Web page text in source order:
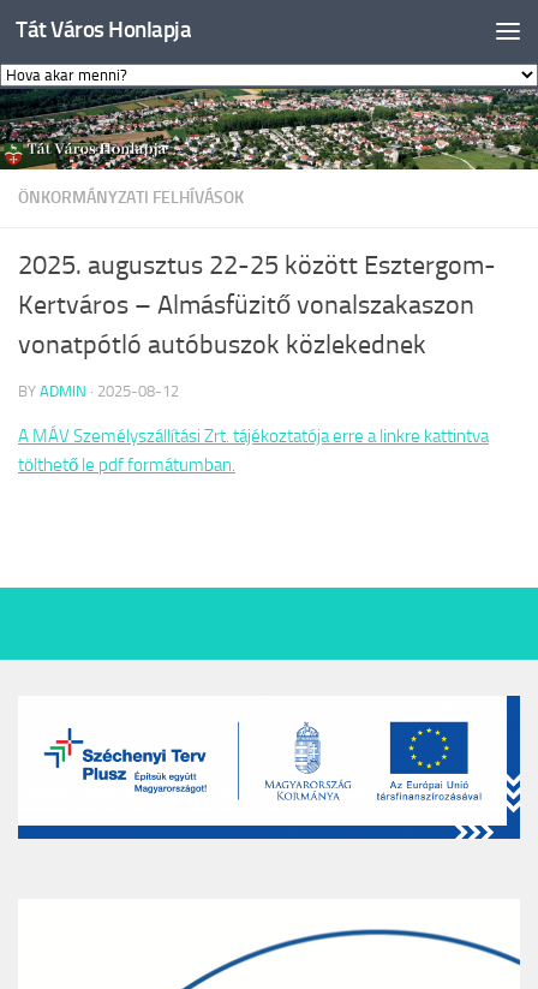
Skip to content
Tát Város Honlapja
ÖNKORMÁNYZATI FELHÍVÁSOK
2025. augusztus 22-25 között Esztergom-
Kertváros – Almásfüzitő vonalszakaszon
vonatpótló autóbuszok közlekednek
BY ADMIN · 2025-08-12
A MÁV Személyszállítási Zrt. tájékoztatója erre a linkre kattintva
tölthető le pdf formátumban.